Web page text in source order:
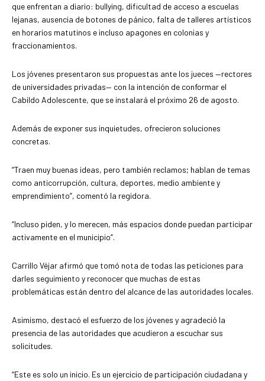
que enfrentan a diario: bullying, dificultad de acceso a escuelas
lejanas, ausencia de botones de pánico, falta de talleres artísticos
en horarios matutinos e incluso apagones en colonias y
fraccionamientos.
Los jóvenes presentaron sus propuestas ante los jueces —rectores
de universidades privadas— con la intención de conformar el
Cabildo Adolescente, que se instalará el próximo 26 de agosto.
Además de exponer sus inquietudes, ofrecieron soluciones
concretas.
“Traen muy buenas ideas, pero también reclamos; hablan de temas
como anticorrupción, cultura, deportes, medio ambiente y
emprendimiento”, comentó la regidora.
“Incluso piden, y lo merecen, más espacios donde puedan participar
activamente en el municipio”.
Carrillo Véjar afirmó que tomó nota de todas las peticiones para
darles seguimiento y reconocer que muchas de estas
problemáticas están dentro del alcance de las autoridades locales.
Asimismo, destacó el esfuerzo de los jóvenes y agradeció la
presencia de las autoridades que acudieron a escuchar sus
solicitudes.
“Este es solo un inicio. Es un ejercicio de participación ciudadana y